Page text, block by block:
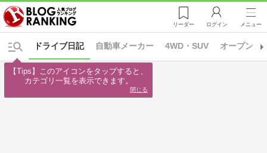
リーダー ログイン メニュー
ドライブ日記 自動車メーカー 4WD・SUV オープンカ
【Tips】このアイコンをタップすると、
カテゴリ一覧を表示できます。
閉じる